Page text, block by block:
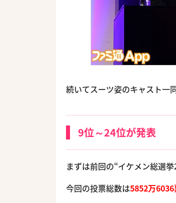
続いてスーツ姿のキャスト一
9位～24位が発表
まずは前回の“イケメン総選
今回の投票総数は5852万6036